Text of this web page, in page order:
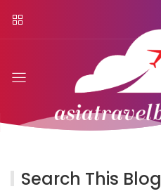
Search This Blog